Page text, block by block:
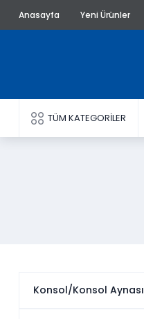
Anasayfa Yeni Ürünler
TÜM KATEGORİLER
Konsol/Konsol Aynası